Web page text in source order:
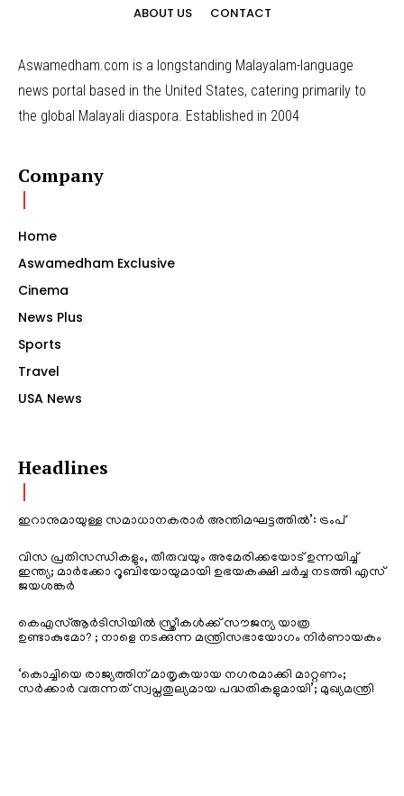
ABOUT US CONTACT
Aswamedham.com is a longstanding Malayalam-language
news portal based in the United States, catering primarily to
the global Malayali diaspora. Established in 2004
Company
Home
Aswamedham Exclusive
Cinema
News Plus
Sports
Travel
USA News
Headlines
ഇറാനുമായുള്ള സമാധാനകരാർ അന്തിമഘട്ടത്തിൽ‌’: ട്രംപ്
വിസ പ്രതിസന്ധികളും, തീരുവയും അമേരിക്കയോട് ഉന്നയിച്ച്
ഇന്ത്യ; മാർക്കോ റൂബിയോയുമായി ഉഭയകക്ഷി ചർച്ച നടത്തി എസ്
ജയശങ്കർ
കെഎസ്ആർടിസിയിൽ സ്ത്രീകൾക്ക് സൗജന്യ യാത്ര
ഉണ്ടാകുമോ? ; നാളെ നടക്കുന്ന മന്ത്രിസഭായോഗം നിർണായകം
‘കൊച്ചിയെ രാജ്യത്തിന് മാതൃകയായ നഗരമാക്കി മാറ്റണം;
സർക്കാർ വരുന്നത് സ്വപ്നതുല്യമായ പദ്ധതികളുമായി’; മുഖ്യമന്ത്രി